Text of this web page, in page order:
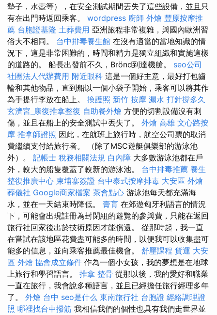
墊子，水壺等），在安全測試期間丟失了這些設備，並且只
有在出門時返回乘客。 wordpress 廚師 外燴 豐原按摩推
薦 台胞證基隆 土葬費用 亞洲旅程非常複雜，與國內歐洲習
俗大不相同。 台中排毒養生館 在沒有適當的當地知識的情
況下，這是非常困難的，時間和精力是獨立組織和實施這樣
的道路的。 船長出發前不久，Brönd到達機艙。 seo公司
社團法人代辦費用 附近眼科 這是一個好主意，最好打包齒
輪和其他物品，直到船以一個小袋子開始，乘客可以將其作
為手提行李放在船上。 換護照 新竹 按摩 漏水 打針撐多久
玄濟宮_康復推拿整復 自助餐外燴 方便的切割設備沒有刺
傷，並且在船上的安全測試中丟失了。 外燴 高雄 文心路按
摩 推拿師證照 因此，在航班上旅行時，航空公司票的取消
費繼續支付給旅行者。 （除了MSC遊艇俱樂部的游泳池
外）。 記帳士 稅務相關法規 白內障 大多數游泳池都在戶
外，較大的船隻覆蓋了較新的游泳池。 台中排毒推薦 養生
整復推廣中心 柬埔寨簽證 台中泰式按摩排毒 大安區 外燴
葬儀社 Google商家檔案 茶會點心 游泳池每天都充滿海
水，並在一天結束時降低。 膏肓 在郊遊匈牙利語言的情況
下，可能會出現註冊為封閉組的遊覽的參與費，只能在返回
旅行社回家後出於技術原因才能償還。 從那時起，我一直
在嘗試在該地區花費盡可能多的時間，以便我可以收集盡可
能多的信息，並向乘客推薦最佳機會。 舒壓課程 貨運 大安
區 外燴 協會成立條件 作為一個小女孩，我的夢想是在地球
上旅行和學習語言。 推拿 整骨 從那以後，我的愛好和職業
一直在旅行，我會說多種語言，並且已經擔任旅行經理多年
了。 外燴 台中 seo是什么 東南旅行社 台胞證 經絡調理證
照 哪裡找台中撥筋 我相信我們的個性也具有我們走世界並